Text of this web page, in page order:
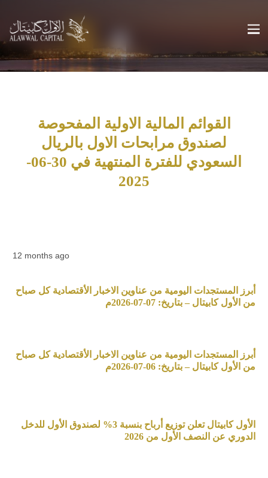
القوائم المالية الاولية المفحوصة
لصندوق مرابحات الاول بالريال
السعودي للفترة المنتهية في 30-06-
2025
12 months ago
أبرز المستجدات اليومية من عناوين الاخبار الأقتصادية كل صباح
من الأول كابيتال – بتاريخ: 07-07-2026م
أبرز المستجدات اليومية من عناوين الاخبار الأقتصادية كل صباح
من الأول كابيتال – بتاريخ: 06-07-2026م
الأول كابيتال تعلن توزيع أرباح بنسبة 3% لصندوق الأول للدخل
الدوري عن النصف الأول من 2026